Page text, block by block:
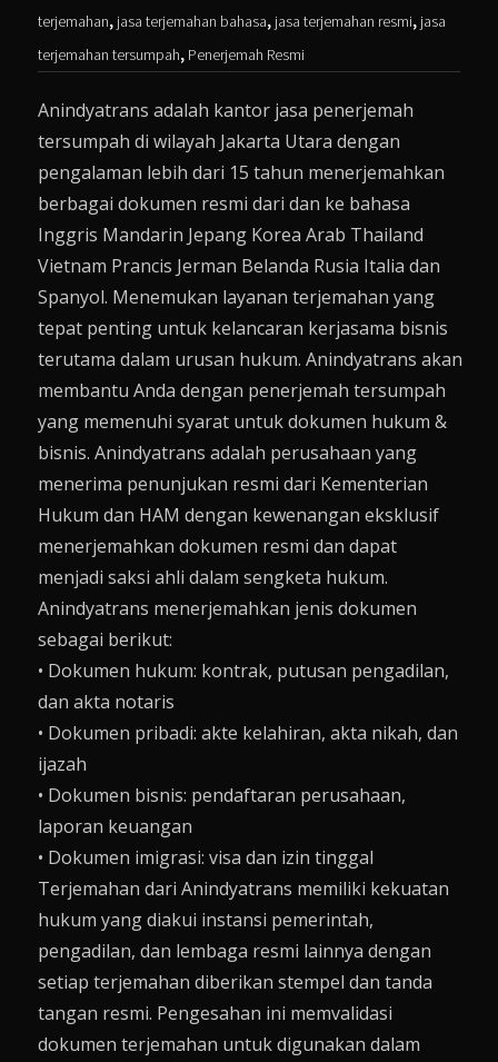
terjemahan, jasa terjemahan bahasa, jasa terjemahan resmi, jasa
terjemahan tersumpah, Penerjemah Resmi
Anindyatrans adalah kantor jasa penerjemah
tersumpah di wilayah Jakarta Utara dengan
pengalaman lebih dari 15 tahun menerjemahkan
berbagai dokumen resmi dari dan ke bahasa
Inggris Mandarin Jepang Korea Arab Thailand
Vietnam Prancis Jerman Belanda Rusia Italia dan
Spanyol. Menemukan layanan terjemahan yang
tepat penting untuk kelancaran kerjasama bisnis
terutama dalam urusan hukum. Anindyatrans akan
membantu Anda dengan penerjemah tersumpah
yang memenuhi syarat untuk dokumen hukum &
bisnis. Anindyatrans adalah perusahaan yang
menerima penunjukan resmi dari Kementerian
Hukum dan HAM dengan kewenangan eksklusif
menerjemahkan dokumen resmi dan dapat
menjadi saksi ahli dalam sengketa hukum.
Anindyatrans menerjemahkan jenis dokumen
sebagai berikut:
• Dokumen hukum: kontrak, putusan pengadilan,
dan akta notaris
• Dokumen pribadi: akte kelahiran, akta nikah, dan
ijazah
• Dokumen bisnis: pendaftaran perusahaan,
laporan keuangan
• Dokumen imigrasi: visa dan izin tinggal
Terjemahan dari Anindyatrans memiliki kekuatan
hukum yang diakui instansi pemerintah,
pengadilan, dan lembaga resmi lainnya dengan
setiap terjemahan diberikan stempel dan tanda
tangan resmi. Pengesahan ini memvalidasi
dokumen terjemahan untuk digunakan dalam